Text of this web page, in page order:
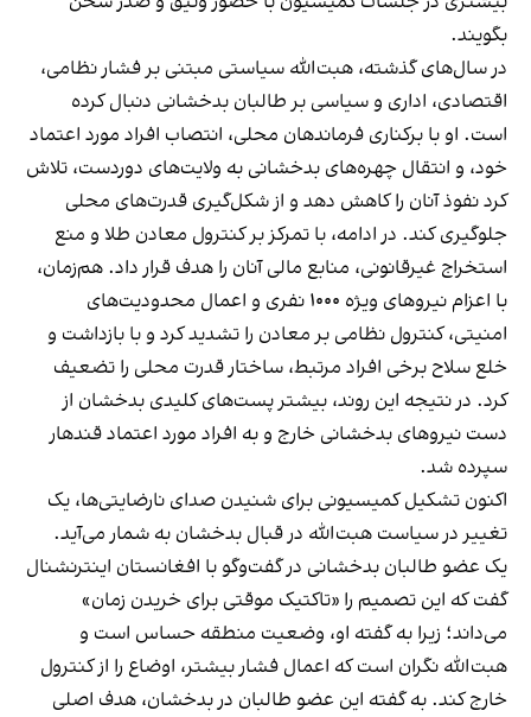
بگویند.
در سال‌های گذشته، هبت‌الله سیاستی مبتنی بر فشار نظامی،
اقتصادی، اداری و سیاسی بر طالبان بدخشانی دنبال کرده
است. او با برکناری فرماندهان محلی، انتصاب افراد مورد اعتماد
خود، و انتقال چهره‌های بدخشانی به ولایت‌های دوردست، تلاش
کرد نفوذ آنان را کاهش دهد و از شکل‌گیری قدرت‌های محلی
جلوگیری کند. در ادامه، با تمرکز بر کنترول معادن طلا و منع
استخراج غیرقانونی، منابع مالی آنان را هدف قرار داد. هم‌زمان،
با اعزام نیروهای ویژه ۱۰۰۰ نفری و اعمال محدودیت‌های
امنیتی، کنترول نظامی بر معادن را تشدید کرد و با بازداشت و
خلع سلاح برخی افراد مرتبط، ساختار قدرت محلی را تضعیف
کرد. در نتیجه این روند، بیشتر پست‌های کلیدی بدخشان از
دست نیروهای بدخشانی خارج و به افراد مورد اعتماد قندهار
سپرده شد.
اکنون تشکیل کمیسیونی برای شنیدن صدای نارضایتی‌ها، یک
تغییر در سیاست هبت‌الله در قبال بدخشان به شمار می‌آید.
یک عضو طالبان بدخشانی در گفت‌وگو با افغانستان اینترنشنال
گفت که این تصمیم را «تاکتیک موقتی برای خریدن زمان»
می‌داند؛ زیرا به گفته او، وضعیت منطقه حساس است و
هبت‌الله نگران است که اعمال فشار بیشتر، اوضاع را از کنترول
خارج کند. به گفته این عضو طالبان در بدخشان، هدف اصلی